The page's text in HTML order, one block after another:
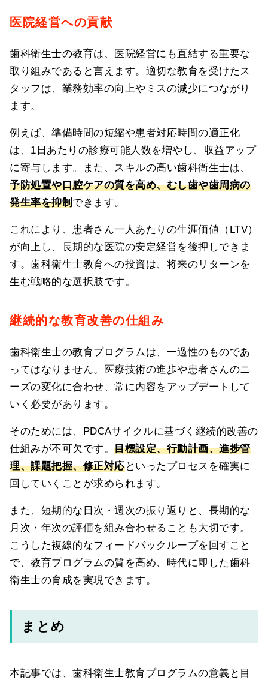
医院経営への貢献
歯科衛生士の教育は、医院経営にも直結する重要な
取り組みであると言えます。適切な教育を受けたス
タッフは、業務効率の向上やミスの減少につながり
ます。
例えば、準備時間の短縮や患者対応時間の適正化
は、1日あたりの診療可能人数を増やし、収益アップ
に寄与します。また、スキルの高い歯科衛生士は、
予防処置や口腔ケアの質を高め、むし歯や歯周病の
発生率を抑制できます。
これにより、患者さん一人あたりの生涯価値（LTV）
が向上し、長期的な医院の安定経営を後押しできま
す。歯科衛生士教育への投資は、将来のリターンを
生む戦略的な選択肢です。
継続的な教育改善の仕組み
歯科衛生士の教育プログラムは、一過性のものであ
ってはなりません。医療技術の進歩や患者さんのニ
ーズの変化に合わせ、常に内容をアップデートして
いく必要があります。
そのためには、PDCAサイクルに基づく継続的改善の
仕組みが不可欠です。目標設定、行動計画、進捗管
理、課題把握、修正対応といったプロセスを確実に
回していくことが求められます。
また、短期的な日次・週次の振り返りと、長期的な
月次・年次の評価を組み合わせることも大切です。
こうした複線的なフィードバックループを回すこと
で、教育プログラムの質を高め、時代に即した歯科
衛生士の育成を実現できます。
まとめ
本記事では、歯科衛生士教育プログラムの意義と目